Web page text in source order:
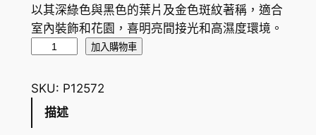
以其深綠色與黑色的葉片及金色斑紋著稱，適合
室內裝飾和花園，喜明亮間接光和高濕度環境。
海
芋
加入購物車
SKU: P12572
描述